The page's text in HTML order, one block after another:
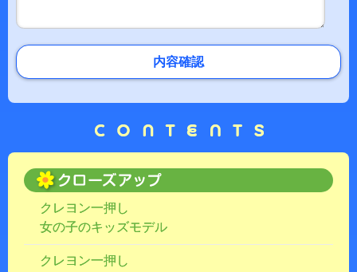
内容確認
クレヨン一押し
女の子のキッズモデル
クレヨン一押し